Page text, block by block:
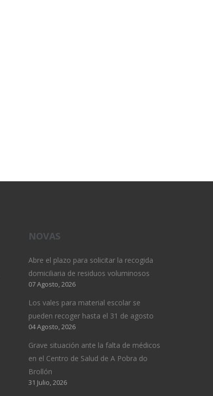
NOVAS
Abre el plazo para solicitar la recogida
domiciliaria de residuos voluminosos
07 Agosto, 2026
Los vales para material escolar se
pueden recoger hasta el 31 de agosto
04 Agosto, 2026
Grave situación ante la falta de médicos
en el Centro de Salud de A Pobra do
Brollón
31 Julio, 2026